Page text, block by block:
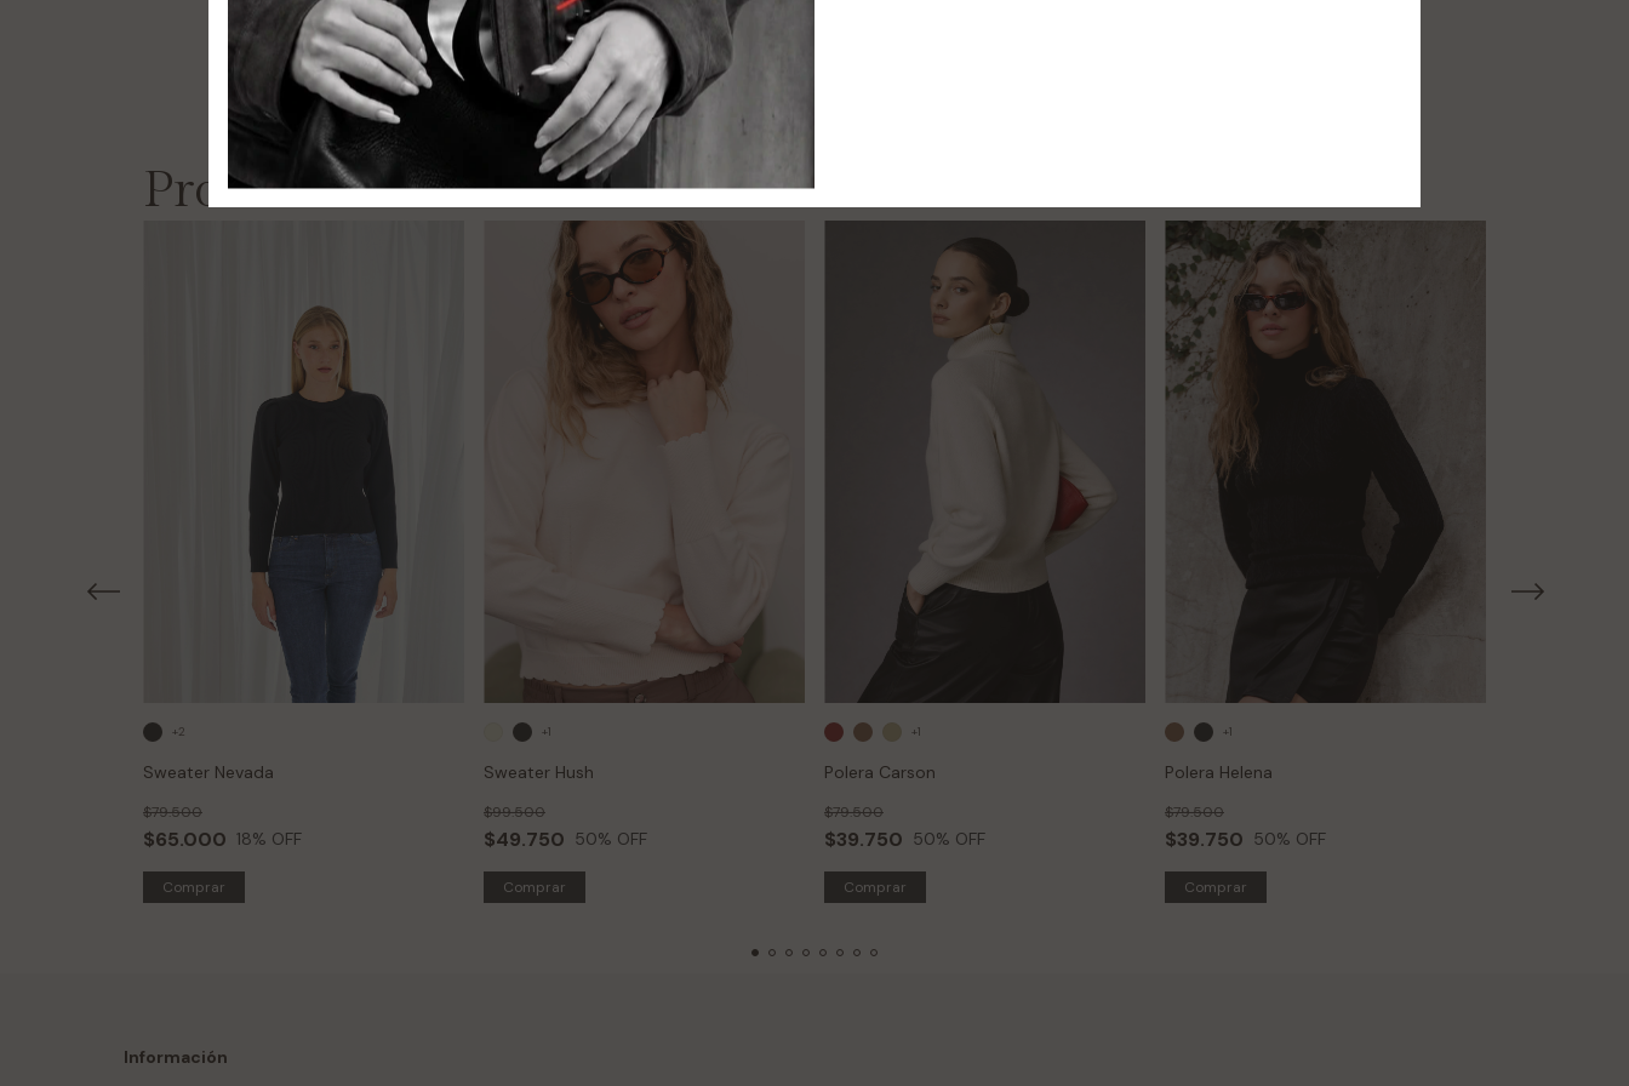
Productos similares
Sweater Nevada
$65.000
$79.500
18% OFF
+2
Comprar
Sweater Hush
$49.750
$99.500
50% OFF
+1
Comprar
Polera Carson
$39.750
$79.500
50% OFF
+1
Comprar
Polera Helena
$39.750
$79.500
50% OFF
+1
Comprar
Información